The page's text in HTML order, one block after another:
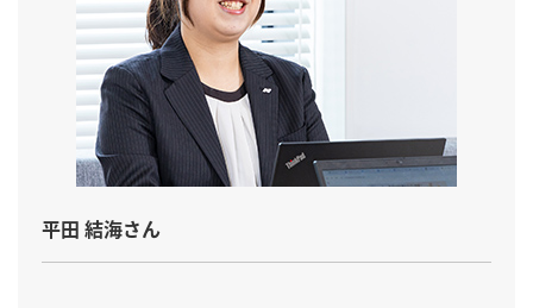
平田 結海さん